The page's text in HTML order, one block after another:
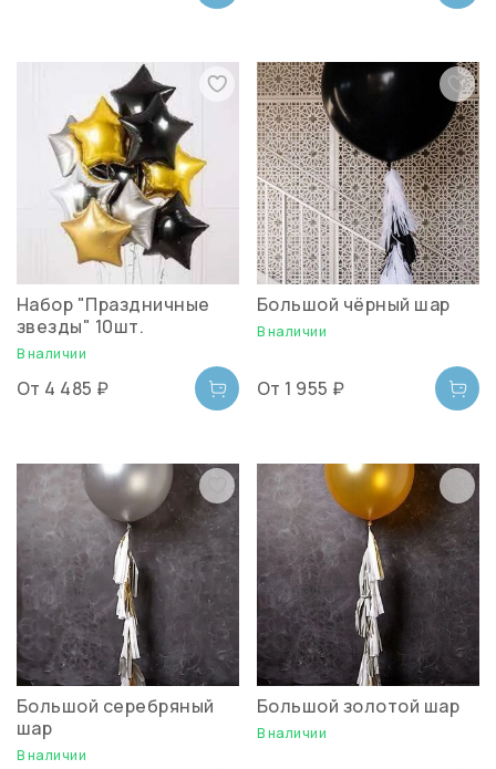
Набор "Праздничные
звезды" 10шт.
В наличии
От 4 485 ₽
Большой чёрный шар
В наличии
От 1 955 ₽
Большой серебряный
шар
В наличии
Большой золотой шар
В наличии